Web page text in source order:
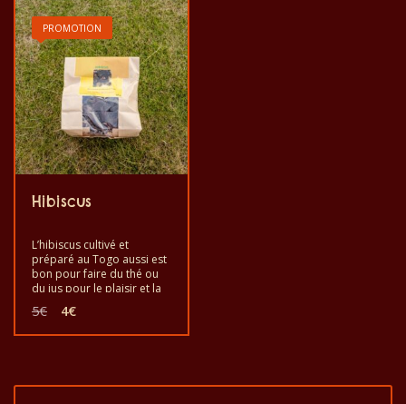
PROMOTION
Hibiscus
L’hibiscus cultivé et
préparé au Togo aussi est
bon pour faire du thé ou
du jus pour le plaisir et la
boire sous forme de thé
ou de jus pour renforcer
main.
5€ Le
initial
4€Le
actuel